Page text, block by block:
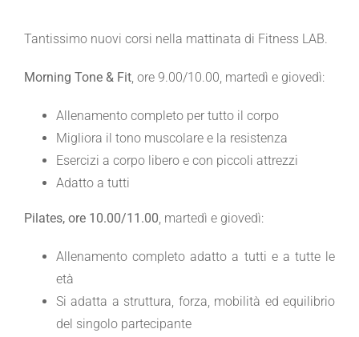
Tantissimo nuovi corsi nella mattinata di Fitness LAB.
Morning Tone & Fit , ore 9.00/10.00, martedì e giovedì:
Allenamento completo per tutto il corpo
Migliora il tono muscolare e la resistenza
Esercizi a corpo libero e con piccoli attrezzi
Adatto a tutti
Pilates, ore 10.00/11.00 , martedì e giovedì:
Allenamento completo adatto a tutti e a tutte le
età
Si adatta a struttura, forza, mobilità ed equilibrio
del singolo partecipante